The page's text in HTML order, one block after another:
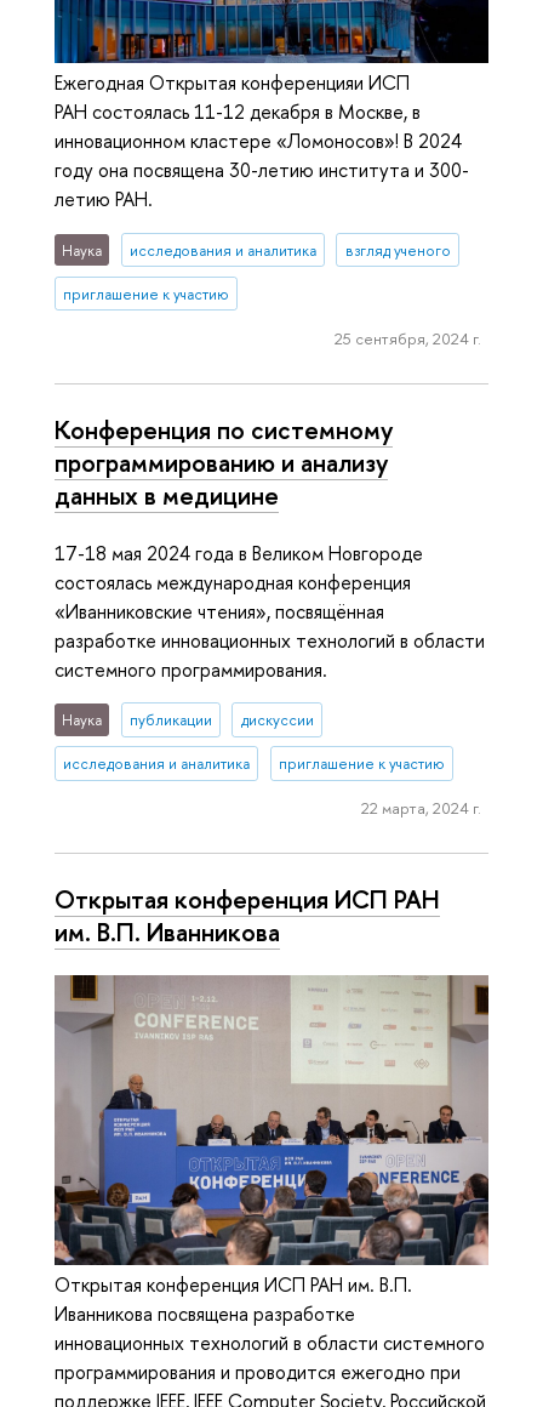
Ежегодная Открытая конференцияи ИСП
РАН состоялась 11-12 декабря в Москве, в
инновационном кластере «Ломоносов»! В 2024
году она посвящена 30-летию института и 300-
летию РАН.
Наука исследования и аналитика взгляд ученого
приглашение к участию
25 сентября, 2024 г.
Конференция по системному
программированию и анализу
данных в медицине
17-18 мая 2024 года в Великом Новгороде
состоялась международная конференция
«Иванниковские чтения», посвящённая
разработке инновационных технологий в области
системного программирования.
Наука публикации дискуссии
исследования и аналитика приглашение к участию
22 марта, 2024 г.
Открытая конференция ИСП РАН
им. В.П. Иванникова
Открытая конференция ИСП РАН им. В.П.
Иванникова посвящена разработке
инновационных технологий в области системного
программирования и проводится ежегодно при
поддержке IEEE, IEEE Computer Society, Российской